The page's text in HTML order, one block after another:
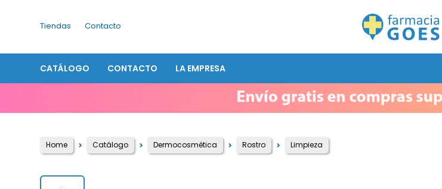
CATÁLOGO CONTACTO LA EMPRESA
Tiendas Contacto
Home Catálogo Dermocosmética Rostro Limpieza